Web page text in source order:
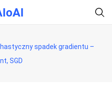
spadek gradientu –
SGD